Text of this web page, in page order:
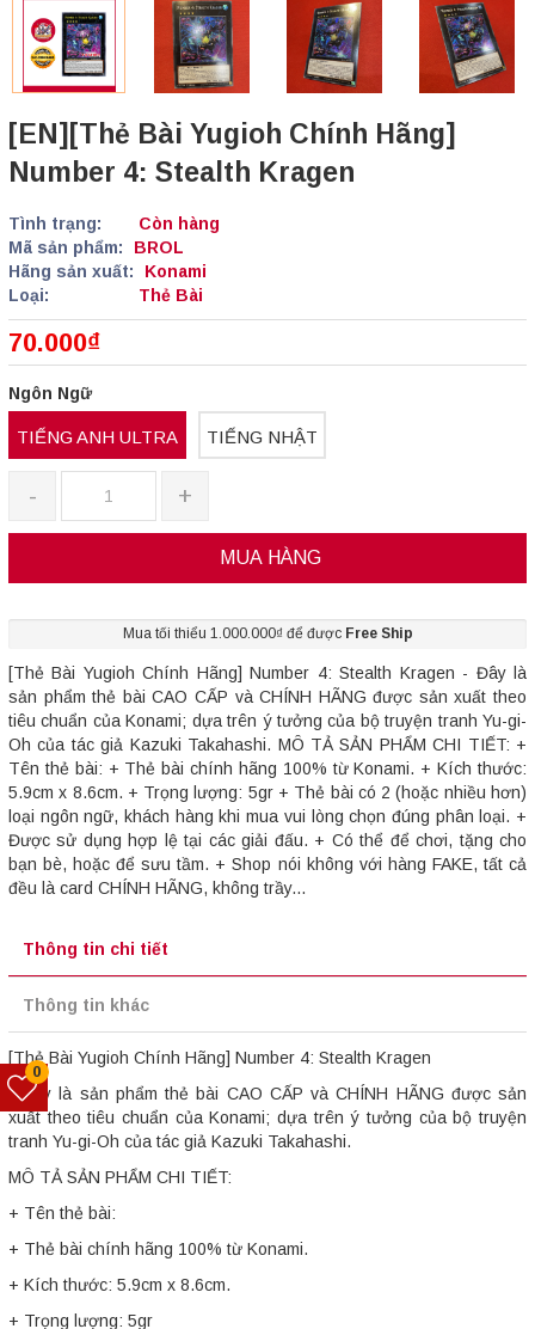
[EN][Thẻ Bài Yugioh Chính Hãng]
Number 4: Stealth Kragen
Tình trạng:
Còn hàng
Mã sản phẩm:
BROL
Hãng sản xuất:
Konami
Loại:
Thẻ Bài
70.000₫
Ngôn Ngữ
TIẾNG ANH ULTRA TIẾNG NHẬT
- +
MUA HÀNG
Mua tối thiểu 1.000.000₫ để được Free Ship
[Thẻ Bài Yugioh Chính Hãng] Number 4: Stealth Kragen - Đây là
sản phẩm thẻ bài CAO CẤP và CHÍNH HÃNG được sản xuất theo
tiêu chuẩn của Konami; dựa trên ý tưởng của bộ truyện tranh Yu-gi-
Oh của tác giả Kazuki Takahashi. MÔ TẢ SẢN PHẨM CHI TIẾT: +
Tên thẻ bài: + Thẻ bài chính hãng 100% từ Konami. + Kích thước:
5.9cm x 8.6cm. + Trọng lượng: 5gr + Thẻ bài có 2 (hoặc nhiều hơn)
loại ngôn ngữ, khách hàng khi mua vui lòng chọn đúng phân loại. +
Được sử dụng hợp lệ tại các giải đấu. + Có thể để chơi, tặng cho
bạn bè, hoặc để sưu tầm. + Shop nói không với hàng FAKE, tất cả
đều là card CHÍNH HÃNG, không trầy...
Thông tin chi tiết
Thông tin khác
[Thẻ Bài Yugioh Chính Hãng] Number 4: Stealth Kragen
- Đây là sản phẩm thẻ bài CAO CẤP và CHÍNH HÃNG được sản
xuất theo tiêu chuẩn của Konami; dựa trên ý tưởng của bộ truyện
tranh Yu-gi-Oh của tác giả Kazuki Takahashi.
MÔ TẢ SẢN PHẨM CHI TIẾT:
+ Tên thẻ bài:
+ Thẻ bài chính hãng 100% từ Konami.
+ Kích thước: 5.9cm x 8.6cm.
+ Trọng lượng: 5gr
0